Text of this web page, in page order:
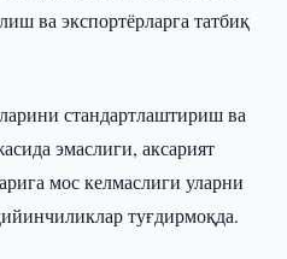
ва экспортёрларга татбиқ
стандартлаштириш ва
эмаслиги, аксарият
мос келмаслиги уларни
туғдирмоқда.